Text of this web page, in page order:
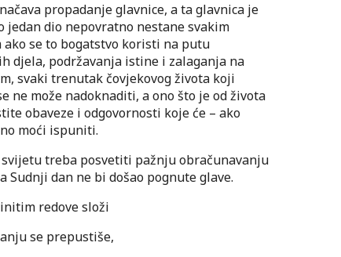
propadanje glavnice, a ta glavnica je
jedan dio nepovratno nestane svakim
se to bogatstvo koristi na putu
djela, podržavanja istine i zalaganja na
svaki trenutak čovjekovog života koji
ne može nadoknaditi, a ono što je od života
obaveze i odgovornosti koje će – ako
moći ispuniti.
svijetu treba posvetiti pažnju obračunavanju
Sudnji dan ne bi došao pognute glave.
redove složi
se prepustiše,